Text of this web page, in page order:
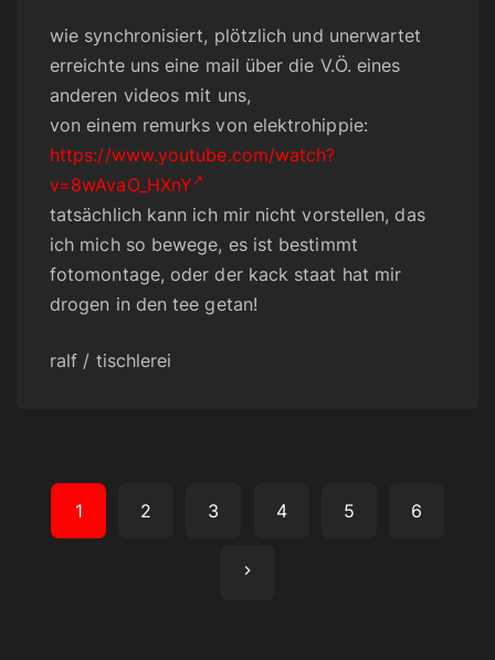
wie synchronisiert, plötzlich und unerwartet
erreichte uns eine mail über die V.Ö. eines
anderen videos mit uns,
von einem remurks von elektrohippie:
https://www.youtube.com/watch?
v=8wAvaO_HXnY
tatsächlich kann ich mir nicht vorstellen, das
ich mich so bewege, es ist bestimmt
fotomontage, oder der kack staat hat mir
drogen in den tee getan!
ralf / tischlerei
1 2 3 4 5 6
N